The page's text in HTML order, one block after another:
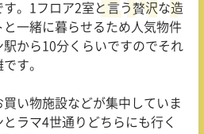
。1フロア2室と言う贅沢な造
と一緒に暮らせるため人気物件
から10分くらいですのでそれ
す。
い物施設などが集中していま
ラマ4世通りどちらにも行く